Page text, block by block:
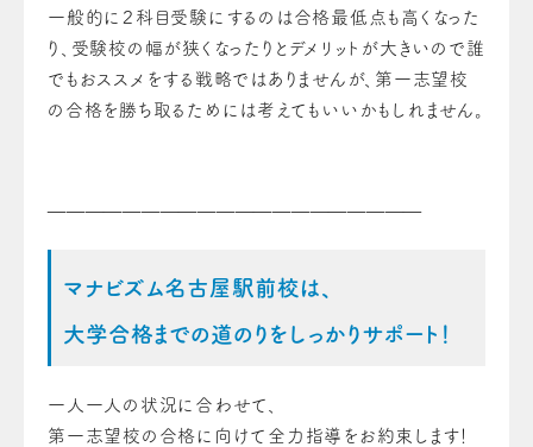
一般的に２科目受験にするのは合格最低点も高くなった
り、受験校の幅が狭くなったりとデメリットが大きいので誰
でもおススメをする戦略ではありませんが、第一志望校
の合格を勝ち取るためには考えてもいいかもしれません。
————————————————————
マナビズム名古屋駅前校は、
大学合格までの道のりをしっかりサポート！
一人一人の状況に合わせて、
第一志望校の合格に向けて全力指導をお約束します！